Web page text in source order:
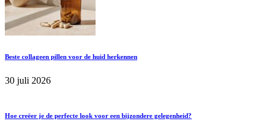
Beste collageen pillen voor de huid herkennen
30 juli 2026
Hoe creëer je de perfecte look voor een bijzondere gelegenheid?